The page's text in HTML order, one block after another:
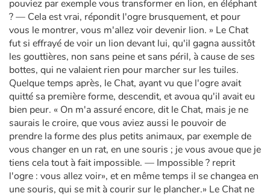
pouviez par exemple vous transformer en lion, en éléphant
? — Cela est vrai, répondit l'ogre brusquement, et pour
vous le montrer, vous m'allez voir devenir lion. » Le Chat
fut si effrayé de voir un lion devant lui, qu'il gagna aussitôt
les gouttières, non sans peine et sans péril, à cause de ses
bottes, qui ne valaient rien pour marcher sur les tuiles.
Quelque temps après, le Chat, ayant vu que l'ogre avait
quitté sa première forme, descendit, et avoua qu'il avait eu
bien peur. « On m'a assuré encore, dit le Chat, mais je ne
saurais le croire, que vous aviez aussi le pouvoir de
prendre la forme des plus petits animaux, par exemple de
vous changer en un rat, en une souris ; je vous avoue que je
tiens cela tout à fait impossible. — Impossible ? reprit
l'ogre : vous allez voir», et en même temps il se changea en
une souris, qui se mit à courir sur le plancher.» Le Chat ne